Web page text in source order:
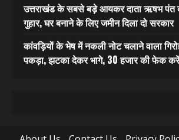
उत्तराखंड के सबसे बड़े आयकर दाता ऋषभ पंत
गुहार, घर बनाने के लिए जमीन दिला दो सरकार
कांवड़ियों के भेष में नकली नोट चलाने वाला
पकड़ा, झटका देकर भागे, 30 हजार की फेक